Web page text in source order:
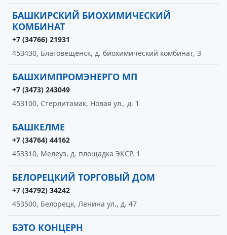
БАШКИРСКИЙ БИОХИМИЧЕСКИЙ
КОМБИНАТ
+7 (34766) 21931
453430, Благовещенск, д. биохимический комбинат, 3
БАШХИМПРОМЭНЕРГО МП
+7 (3473) 243049
453100, Стерлитамак, Новая ул., д. 1
БАШКЕЛМЕ
+7 (34764) 44162
453310, Мелеуз, д. площадка ЭКСР, 1
БЕЛОРЕЦКИЙ ТОРГОВЫЙ ДОМ
+7 (34792) 34242
453500, Белорецк, Ленина ул., д. 47
БЭТО КОНЦЕРН